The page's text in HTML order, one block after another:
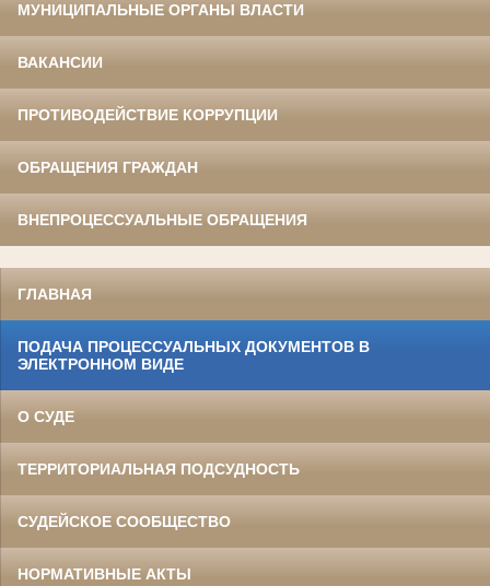
МУНИЦИПАЛЬНЫЕ ОРГАНЫ ВЛАСТИ
ВАКАНСИИ
ПРОТИВОДЕЙСТВИЕ КОРРУПЦИИ
ОБРАЩЕНИЯ ГРАЖДАН
ВНЕПРОЦЕССУАЛЬНЫЕ ОБРАЩЕНИЯ
ГЛАВНАЯ
ПОДАЧА ПРОЦЕССУАЛЬНЫХ ДОКУМЕНТОВ В
ЭЛЕКТРОННОМ ВИДЕ
О СУДЕ
ТЕРРИТОРИАЛЬНАЯ ПОДСУДНОСТЬ
СУДЕЙСКОЕ СООБЩЕСТВО
НОРМАТИВНЫЕ АКТЫ